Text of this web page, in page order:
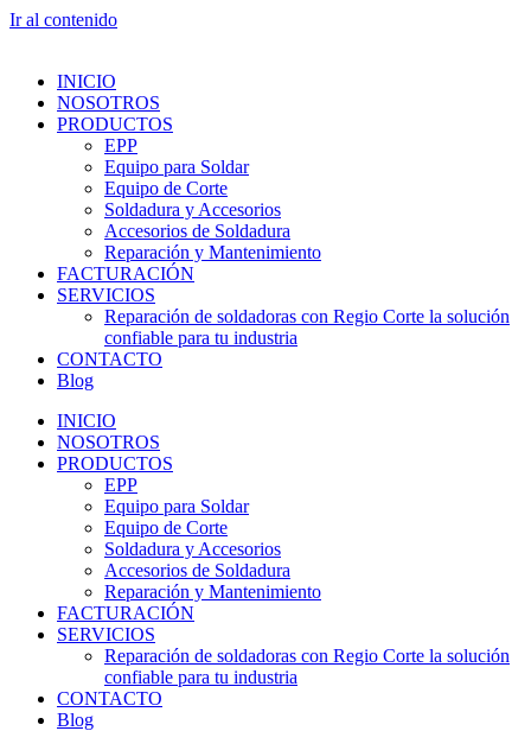
Ir al contenido
INICIO
NOSOTROS
PRODUCTOS
EPP
Equipo para Soldar
Equipo de Corte
Soldadura y Accesorios
Accesorios de Soldadura
Reparación y Mantenimiento
FACTURACIÓN
SERVICIOS
Reparación de soldadoras con Regio Corte la solución
confiable para tu industria
CONTACTO
Blog
INICIO
NOSOTROS
PRODUCTOS
EPP
Equipo para Soldar
Equipo de Corte
Soldadura y Accesorios
Accesorios de Soldadura
Reparación y Mantenimiento
FACTURACIÓN
SERVICIOS
Reparación de soldadoras con Regio Corte la solución
confiable para tu industria
CONTACTO
Blog